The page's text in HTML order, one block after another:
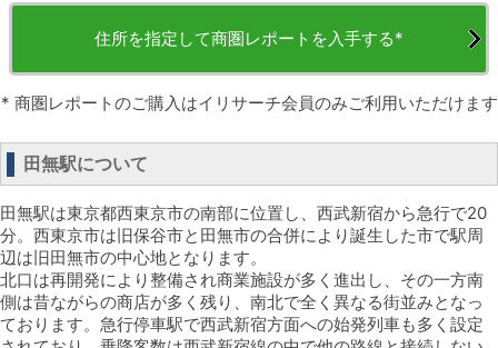
住所を指定して商圏レポートを入手する*
* 商圏レポートのご購入はイリサーチ会員のみご利用いただけます
田無駅について
田無駅は東京都西東京市の南部に位置し、西武新宿から急行で20
分。西東京市は旧保谷市と田無市の合併により誕生した市で駅周
辺は旧田無市の中心地となります。
北口は再開発により整備され商業施設が多く進出し、その一方南
側は昔ながらの商店が多く残り、南北で全く異なる街並みとなっ
ております。急行停車駅で西武新宿方面への始発列車も多く設定